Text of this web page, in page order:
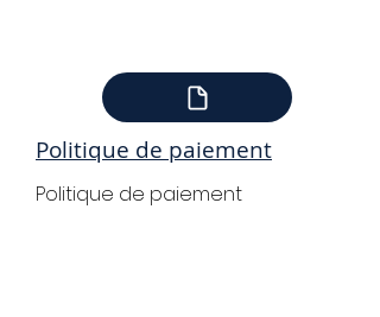
Politique de paiement
Politique de paiement